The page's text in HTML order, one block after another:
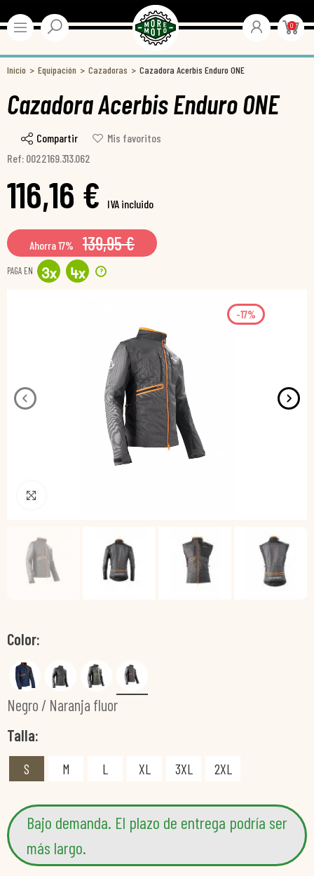
0
Inicio Equipación Cazadoras Cazadora Acerbis Enduro ONE
Cazadora Acerbis Enduro ONE
Compartir
Mis favoritos
Ref: 0022169.313.062
116,16 € IVA incluido
Ahorra 17% 139,95 €
PAGA EN 3x 4x ?
-17%
Color
Negro / Naranja fluor
Talla
S M L XL 3XL 2XL
Bajo demanda. El plazo de entrega podría ser
más largo.